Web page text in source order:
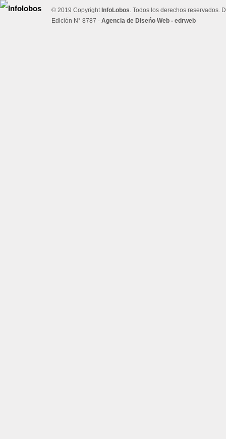
© 2019 Copyright InfoLobos. Todos los derechos reservados.
Edición N° 8787 - Agencia de Diseńo Web - edrweb